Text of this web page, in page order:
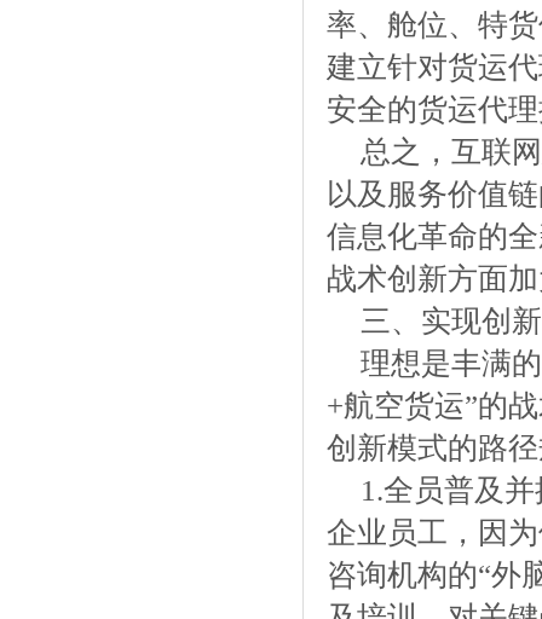
率、舱位、特
建立针对货运
安全的货运代
总之，互联
以及服务价值
信息化革命的
战术创新方面
三、实现创
理想是丰满
+航空货运”的
创新模式的路
1.全员普及
企业员工，因
咨询机构的“外